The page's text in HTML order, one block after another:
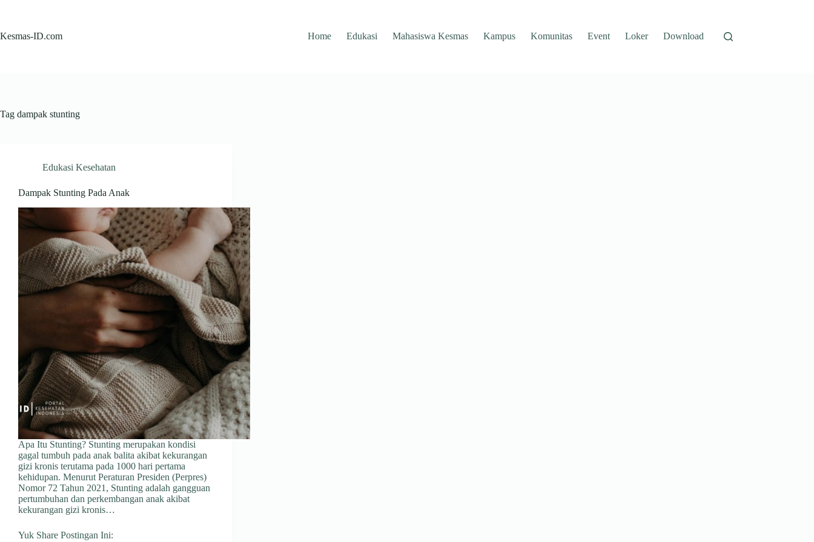
Kesmas-ID.com
Home Edukasi Mahasiswa Kesmas Kampus Komunitas Event Loker Download
Tag dampak stunting
Edukasi Kesehatan
Dampak Stunting Pada Anak
Apa Itu Stunting? Stunting merupakan kondisi
gagal tumbuh pada anak balita akibat kekurangan
gizi kronis terutama pada 1000 hari pertama
kehidupan. Menurut Peraturan Presiden (Perpres)
Nomor 72 Tahun 2021, Stunting adalah gangguan
pertumbuhan dan perkembangan anak akibat
kekurangan gizi kronis…
Yuk Share Postingan Ini: